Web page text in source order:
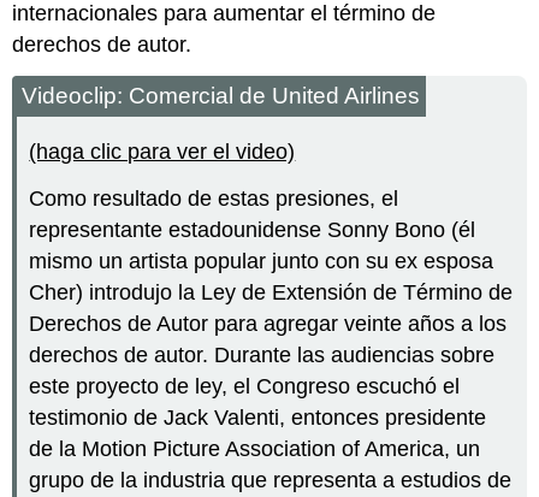
internacionales para aumentar el término de
derechos de autor.
Videoclip: Comercial de United Airlines
(haga clic para ver el video)
Como resultado de estas presiones, el
representante estadounidense Sonny Bono (él
mismo un artista popular junto con su ex esposa
Cher) introdujo la Ley de Extensión de Término de
Derechos de Autor para agregar veinte años a los
derechos de autor. Durante las audiencias sobre
este proyecto de ley, el Congreso escuchó el
testimonio de Jack Valenti, entonces presidente
de la Motion Picture Association of America, un
grupo de la industria que representa a estudios de